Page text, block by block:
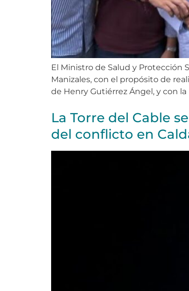
El Ministro de Salud y Protección
Manizales, con el propósito de
de Henry Gutiérrez Ángel, y con
La Torre del Cable
del conflicto en